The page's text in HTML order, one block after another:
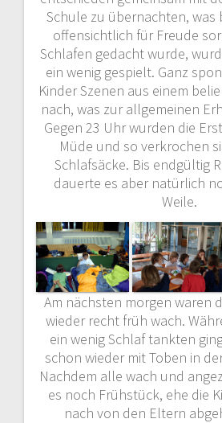
Schule zu übernachten, was
offensichtlich für Freude
Schlafen gedacht wurde,
ein wenig gespielt. Ganz
Kinder Szenen aus einem
nach, was zur allgemeinen
Gegen 23 Uhr wurden die
Müde und so verkrochen
Schlafsäcke. Bis endgültig
dauerte es aber natürlich
Weile.
Am nächsten morgen waren
wieder recht früh wach.
ein wenig Schlaf tankten
schon wieder mit Toben in
Nachdem alle wach und
es noch Frühstück, ehe die
nach von den Eltern